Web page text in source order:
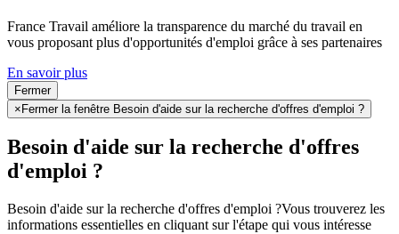
France Travail améliore la transparence du marché du travail en
vous proposant plus d'opportunités d'emploi grâce à ses partenaires
En savoir plus
Fermer
×Fermer la fenêtre Besoin d'aide sur la recherche d'offres d'emploi ?
Besoin d'aide sur la recherche d'offres
d'emploi ?
Besoin d'aide sur la recherche d'offres d'emploi ?Vous trouverez les
informations essentielles en cliquant sur l'étape qui vous intéresse